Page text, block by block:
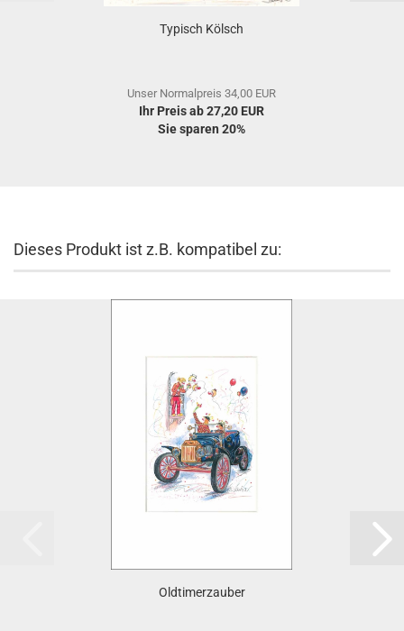
Typisch Kölsch
Unser Normalpreis 34,00 EUR
Ihr Preis ab 27,20 EUR
Sie sparen 20%
Dieses Produkt ist z.B. kompatibel zu:
Oldtimerzauber